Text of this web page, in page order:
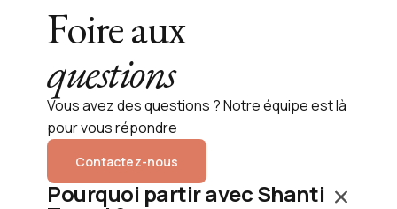
Foire aux
questions
Vous avez des questions ? Notre équipe est là
pour vous répondre
Contactez-nous
Pourquoi partir avec Shanti